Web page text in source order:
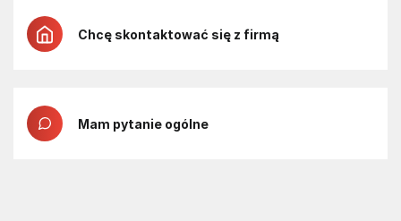
Chcę skontaktować się z firmą
Mam pytanie ogólne